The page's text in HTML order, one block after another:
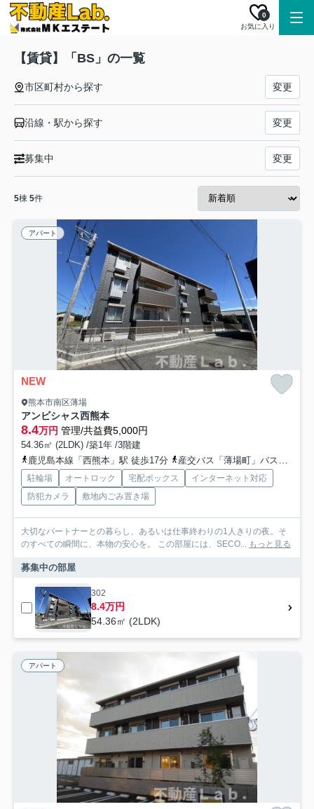
お気に入り
0
【賃貸】「BS」の一覧
市区町村から探す 変更
沿線・駅から探す 変更
募集中 変更
5棟 5件
アパート
NEW
熊本市南区薄場
アンビシャス西熊本
8.4万円 管理/共益費5,000円
54.36㎡ (2LDK) /築1年 /3階建
鹿児島本線「西熊本」駅 徒歩17分
産交バス「薄場町」バス停下車 徒歩1分
駐輪場 オートロック 宅配ボックス
インターネット対応
防犯カメラ
敷地内ごみ置き場
大切なパートナーとの暮らし、あるいは仕事終わりの1人きりの夜。そ
のすべての瞬間に、本物の安心を。 この部屋には、SECO... もっと見る
募集中の部屋
302
8.4万円
54.36㎡ (2LDK)
アパート